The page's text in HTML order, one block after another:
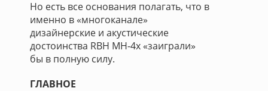
Но есть все основания полагать, что в
именно в «многоканале»
дизайнерские и акустические
достоинства RBH MH-4х «заиграли»
бы в полную силу.
ГЛАВНОЕ